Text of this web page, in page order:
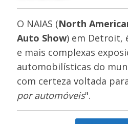
O NAIAS (North
Auto Show) em Detroit,
e mais complexas
automobilísticas do
com certeza voltada
por automóveis".